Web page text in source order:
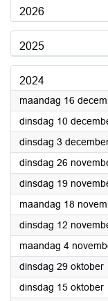
2026
2025
2024
maandag 16
dinsdag 10
dinsdag 3
dinsdag 26
dinsdag 19
maandag 18
dinsdag 12
maandag 4
dinsdag 29 oktober
dinsdag 15 oktober